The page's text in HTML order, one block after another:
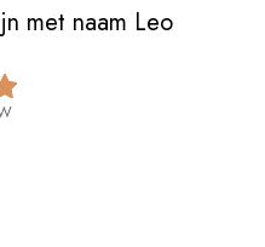
met naam Leo